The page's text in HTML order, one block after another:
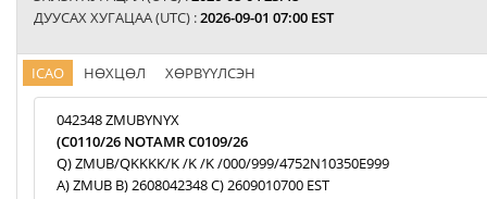
ДУУСАХ ХУГАЦАА (UTC) :2026-09-01 07:00 EST
ICAO НӨХЦӨЛ ХӨРВҮҮЛСЭН
042348 ZMUBYNYX
(C0110/26 NOTAMR C0109/26
Q) ZMUB/QKKKK/K /K /K /000/999/4752N10350E999
A) ZMUB B) 2608042348 C) 2609010700 EST